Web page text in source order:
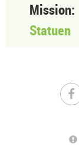
Mission:
Statuen